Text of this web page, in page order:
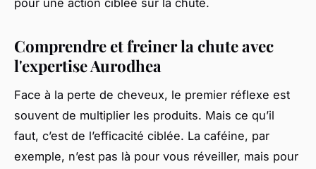
pour une action ciblée sur la chute.
Comprendre et freiner la chute avec
l'expertise Aurodhea
Face à la perte de cheveux, le premier réflexe est
souvent de multiplier les produits. Mais ce qu’il
faut, c’est de l’efficacité ciblée. La caféine, par
exemple, n’est pas là pour vous réveiller, mais pour